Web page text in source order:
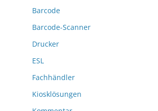
Barcode
Barcode-Scanner
Drucker
ESL
Fachhändler
Kiosklösungen